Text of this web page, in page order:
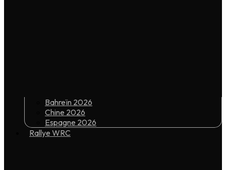
Bahreïn 2026
Chine 2026
Espagne 2026
Rallye WRC